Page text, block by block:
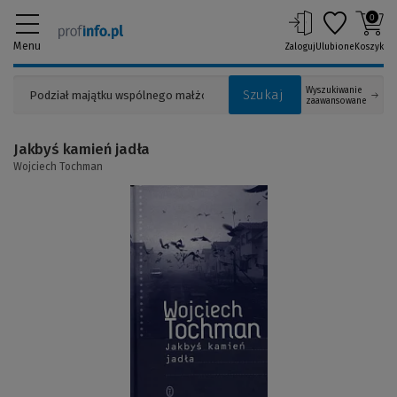
Menu
Szukaj
Wyszukiwanie
zaawansowane
ZalogujUlubione
0
Koszyk
(Link
innej
Jakbyś kamień jadła
Wojciech Tochman